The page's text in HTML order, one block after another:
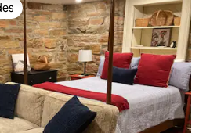
mais apreciados